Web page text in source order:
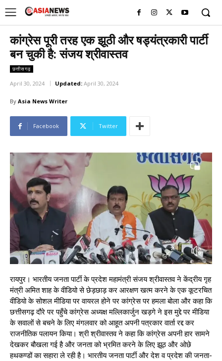
कांग्रेस पूरी तरह एक झूठी और षड्यंत्रकारी पार्टी
बन चुकी है: संजय श्रीवास्तव
छत्तीसगढ़
April 30, 2024 Updated: April 30, 2024
By Asia News Writer
Facebook Twitter
रायपुर। भारतीय जनता पार्टी के प्रदेश महामंत्री संजय श्रीवास्तव ने केंद्रीय गृह
मंत्री अमित शाह के वीडियो से छेड़छाड़ कर आरक्षण खत्म करने के एक कूटरचित
वीडियो के सोशल मीडिया पर वायरल होने पर कांग्रेस पर हमला बोला और कहा कि
छत्तीसगढ़ दौरे पर पहुँचे कांग्रेस अध्यक्ष मल्लिकार्जुन खड़गे ने इस मुद्दे पर मीडिया
के सवालों से बचने के लिए मंगलवार को आहूत अपनी पत्रकार वार्ता रद्द कर
राजनीतिक पलायन किया। श्री श्रीवास्तव ने कहा कि कांग्रेस अपनी हार सामने
देखकर बौखला गई है और जनता को भ्रमित करने के लिए झूठ और ओछे
हथकण्डों का सहारा ले रही है। भारतीय जनता पार्टी और देश व प्रदेश की जनता-